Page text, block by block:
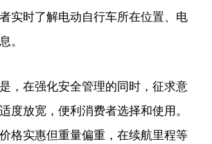
实时了解电动自行车所在位置、电
。
在强化安全管理的同时，征求意
度放宽，便利消费者选择和使用。
格实惠但重量偏重，在续航里程等